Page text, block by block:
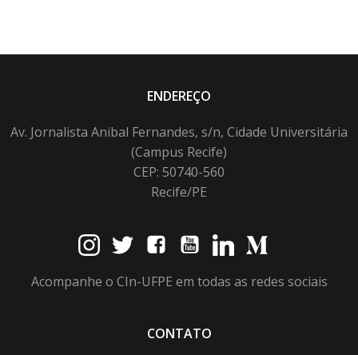
ENDEREÇO
Av. Jornalista Anibal Fernandes, s/n, Cidade Universitária
(Campus Recife)
CEP: 50740-560
Recife/PE
Acompanhe o CIn-UFPE em todas as redes sociais
CONTATO